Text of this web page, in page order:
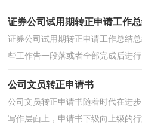
证券公司试用期转正申请工作
证券公司试用期转正申请工作总结
些工作告一段落或者全部完成后进
公司文员转正申请书
公司文员转正申请书随着时代在进
写作层面上，申请书下级向上级的